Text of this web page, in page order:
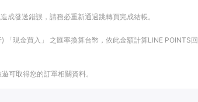
成發送錯誤，請務必重新通過跳轉頁完成結帳。
現金買入」 之匯率換算台幣，依此金額計算LINE POINTS回
可取得您的訂單相關資料。